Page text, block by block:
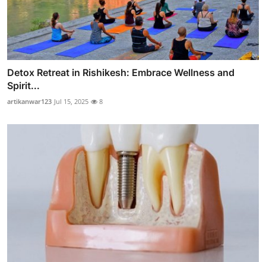
Detox Retreat in Rishikesh: Embrace Wellness and
Spirit...
artikanwar123 Jul 15, 2025 8